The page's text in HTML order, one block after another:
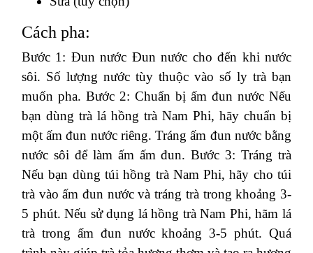
Cách pha:
Bước 1: Đun nước Đun nước cho đến khi nước
sôi. Số lượng nước tùy thuộc vào số ly trà bạn
muốn pha. Bước 2: Chuẩn bị ấm đun nước Nếu
bạn dùng trà lá hồng trà Nam Phi, hãy chuẩn bị
một ấm đun nước riêng. Tráng ấm đun nước bằng
nước sôi để làm ấm ấm đun. Bước 3: Tráng trà
Nếu bạn dùng túi hồng trà Nam Phi, hãy cho túi
trà vào ấm đun nước và tráng trà trong khoảng 3-
5 phút. Nếu sử dụng lá hồng trà Nam Phi, hãm lá
trà trong ấm đun nước khoảng 3-5 phút. Quá